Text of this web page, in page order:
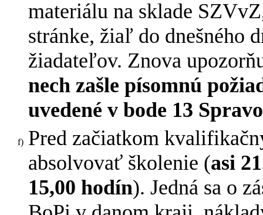
materiálu na sklade
stránke, žiaľ do dnešného
žiadateľov. Znova
nech zašle písomnú
uvedené v bode 13
Pred začiatkom
absolvovať školenie (asi
15,00 hodín). Jedná sa o